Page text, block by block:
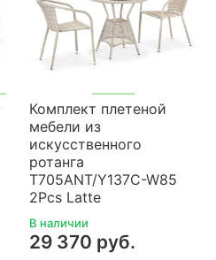
Комплект плетеной
мебели из
искусственного
ротанга
T705ANT/Y137C-W85
2Pcs Latte
В наличии
29 370 руб.